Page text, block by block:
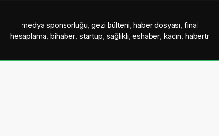
medya sponsorluğu, gezi bülteni, haber dosyası, final
hesaplama, bihaber, startup, sağlıklı, eshaber, kadın, habertr